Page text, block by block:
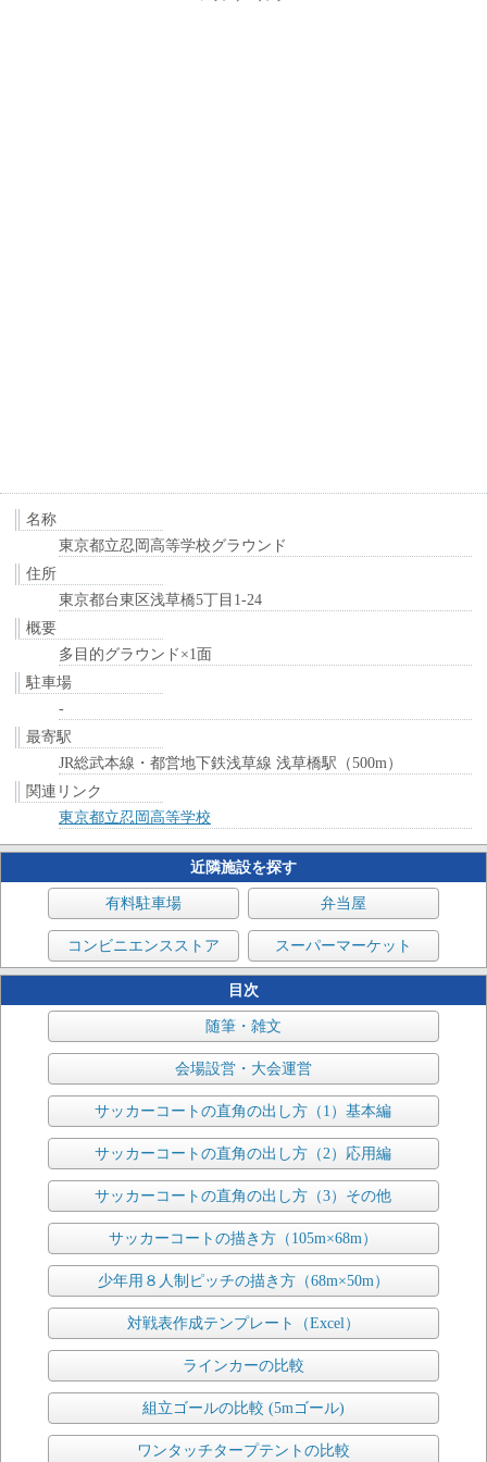
名称
東京都立忍岡高等学校グラウンド
住所
東京都台東区浅草橋5丁目1-24
概要
多目的グラウンド×1面
駐車場
-
最寄駅
JR総武本線・都営地下鉄浅草線 浅草橋駅（500m）
関連リンク
東京都立忍岡高等学校
近隣施設を探す
有料駐車場 弁当屋
コンビニエンスストア スーパーマーケット
目次
随筆・雑文
会場設営・大会運営
サッカーコートの直角の出し方（1）基本編
サッカーコートの直角の出し方（2）応用編
サッカーコートの直角の出し方（3）その他
サッカーコートの描き方（105m×68m）
少年用８人制ピッチの描き方（68m×50m）
対戦表作成テンプレート（Excel）
ラインカーの比較
組立ゴールの比較 (5mゴール)
ワンタッチタープテントの比較